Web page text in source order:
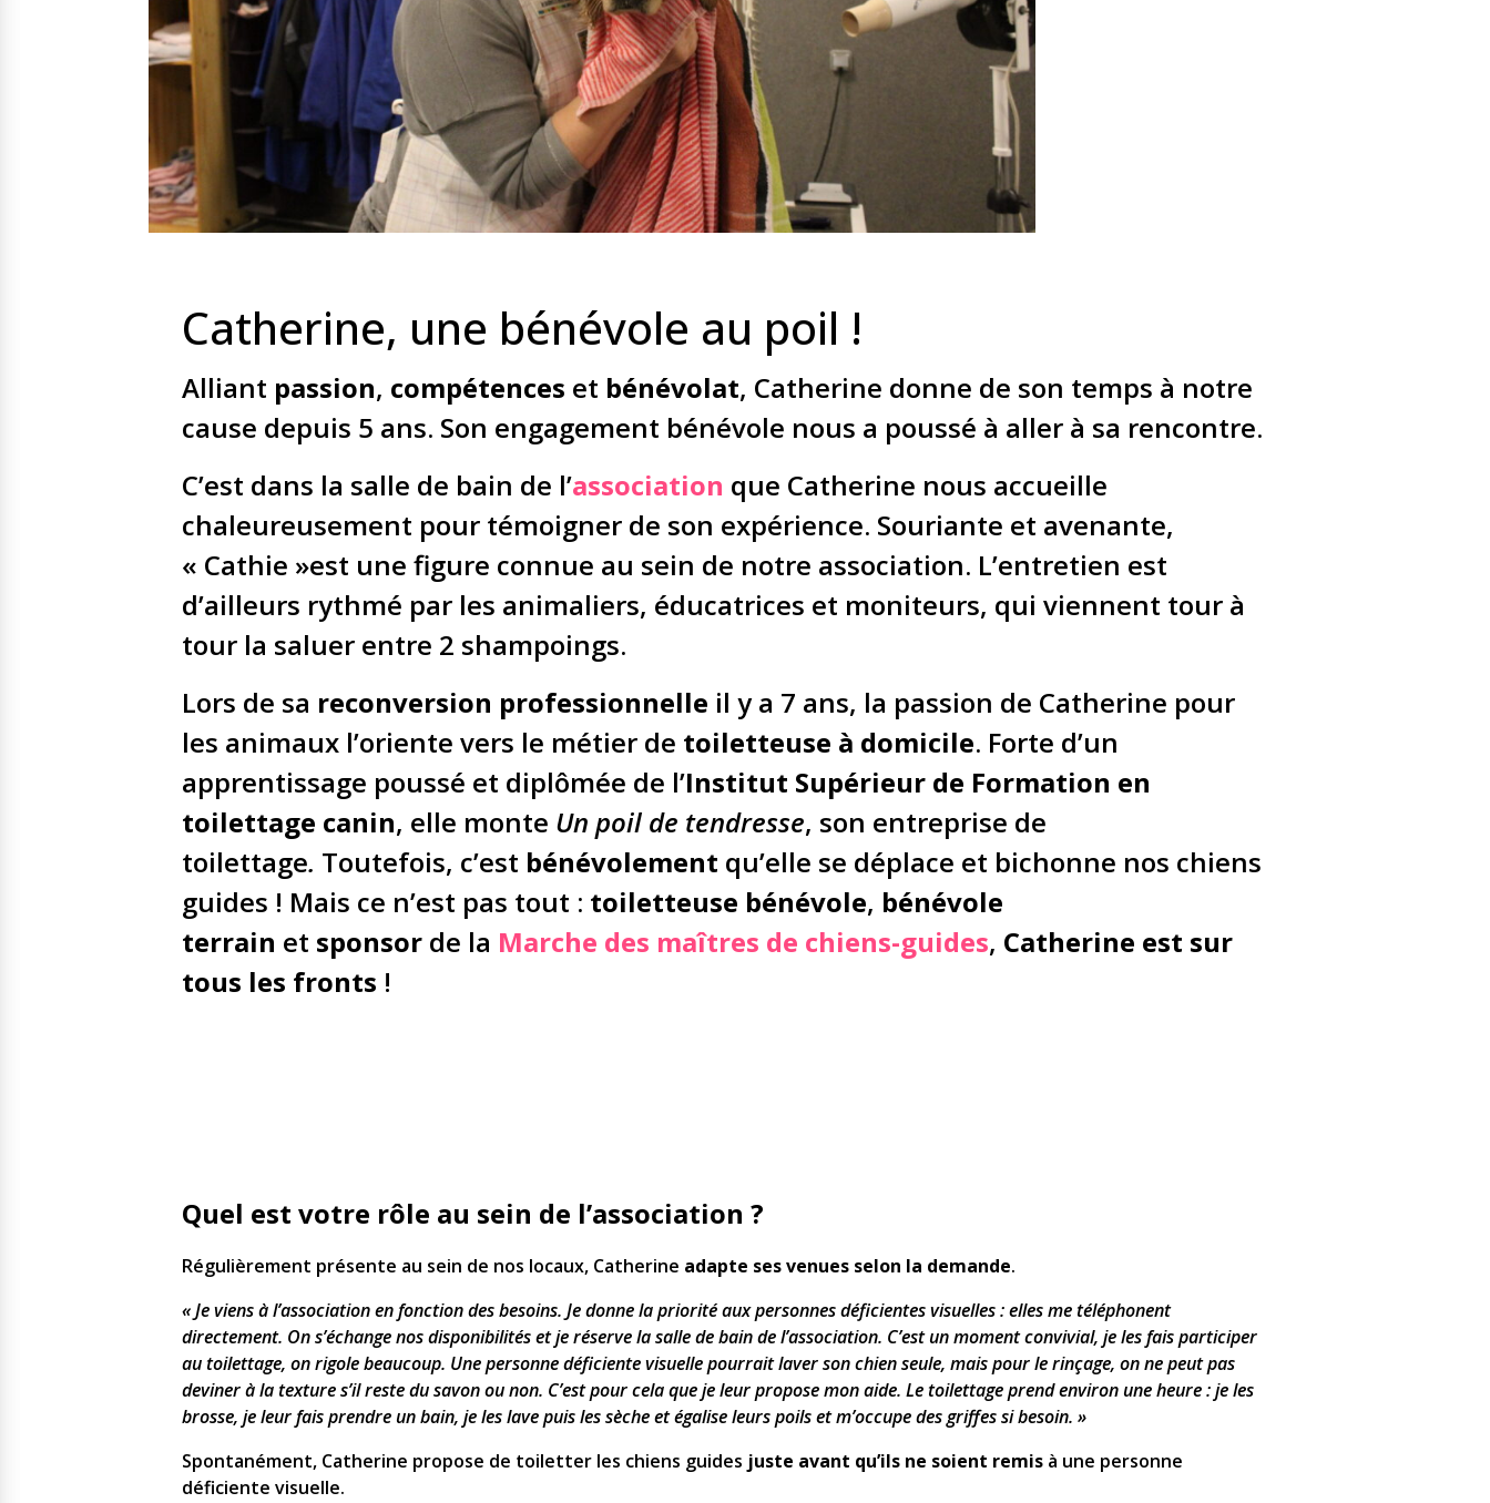
Nos solutions
Le chien guide d’aveugle
La canne blanche électronique
Formation & Rééducation fonctionnelle
Formation
Rééducation fonctionnelle
Irremplaçables, la série
Nous contacter
Catherine, une bénévole au poil !
Alliant passion, compétences et bénévolat, Catherine donne de son temps à notre
cause depuis 5 ans. Son engagement bénévole nous a poussé à aller à sa rencontre.
C’est dans la salle de bain de l’association que Catherine nous accueille
chaleureusement pour témoigner de son expérience. Souriante et avenante,
« Cathie »est une figure connue au sein de notre association. L’entretien est
d’ailleurs rythmé par les animaliers, éducatrices et moniteurs, qui viennent tour à
tour la saluer entre 2 shampoings.
Lors de sa reconversion professionnelle il y a 7 ans, la passion de Catherine pour
les animaux l’oriente vers le métier de toiletteuse à domicile. Forte d’un
apprentissage poussé et diplômée de l’Institut Supérieur de Formation en
toilettage canin, elle monte Un poil de tendresse, son entreprise de
toilettage. Toutefois, c’est bénévolement qu’elle se déplace et bichonne nos chiens
guides ! Mais ce n’est pas tout : toiletteuse bénévole, bénévole
terrain et sponsor de la Marche des maîtres de chiens-guides, Catherine est sur
tous les fronts !
Quel est votre rôle au sein de l’association ?
Régulièrement présente au sein de nos locaux, Catherine adapte ses venues selon la demande.
« Je viens à l’association en fonction des besoins. Je donne la priorité aux personnes déficientes visuelles : elles me téléphonent
directement. On s’échange nos disponibilités et je réserve la salle de bain de l’association. C’est un moment convivial, je les fais participer
au toilettage, on rigole beaucoup. Une personne déficiente visuelle pourrait laver son chien seule, mais pour le rinçage, on ne peut pas
deviner à la texture s’il reste du savon ou non. C’est pour cela que je leur propose mon aide. Le toilettage prend environ une heure : je les
brosse, je leur fais prendre un bain, je les lave puis les sèche et égalise leurs poils et m’occupe des griffes si besoin. »
Spontanément, Catherine propose de toiletter les chiens guides juste avant qu’ils ne soient remis à une personne
déficiente visuelle.